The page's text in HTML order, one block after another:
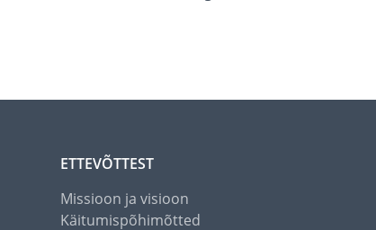
ETTEVÕTTEST
Missioon ja visioon
Käitumispõhimõtted